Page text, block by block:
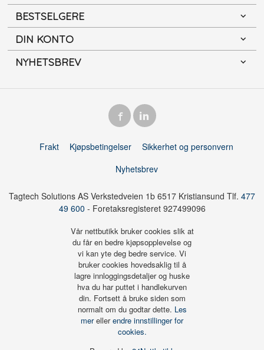
BESTSELGERE
DIN KONTO
NYHETSBREV
Frakt Kjøpsbetingelser
Sikkerhet og personvern
Nyhetsbrev
Tagtech Solutions AS Verkstedveien 1b 6517 Kristiansund Tlf. 477
49 600 - Foretaksregisteret 927499096
Vår nettbutikk bruker cookies slik at
du får en bedre kjøpsopplevelse og
vi kan yte deg bedre service. Vi
bruker cookies hovedsaklig til å
lagre innloggingsdetaljer og huske
hva du har puttet i handlekurven
din. Fortsett å bruke siden som
normalt om du godtar dette. Les
merellerendre innstillinger for
cookies.